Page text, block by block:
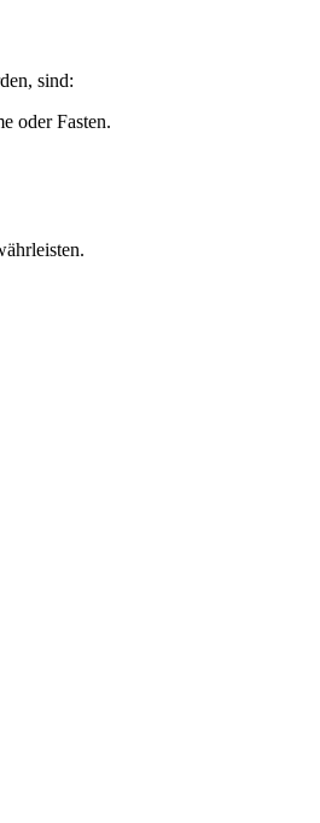
sind:
oder Fasten.